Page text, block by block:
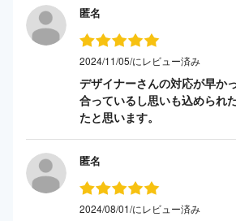
匿名
2024/11/05/にレビュー済み
デザイナーさんの対応が早か
合っているし思いも込められ
たと思います。
匿名
2024/08/01/にレビュー済み